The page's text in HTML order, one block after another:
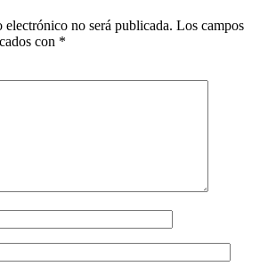
no será publicada. Los campos
con *